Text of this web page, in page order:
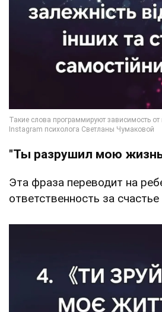
"Ты разрушил мою
Эта фраза переводит на
ответственность за